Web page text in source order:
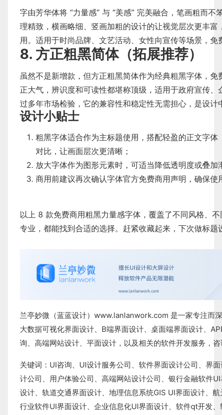
字由芳华体将 “力量感” 与 “美感” 完美融合，笔画粗而
理精致，横画略细、竖画加粗的设计的让视觉层次更丰
用。适用于时尚品牌、文艺活动、女性向宣传等场景，
8. 方正粗黑简体（拓展推荐）
虽然不是新增款，但方正粗黑简体作为经典粗黑字体，
正大气，辨识度和可读性都堪称顶级，适用于政府宣传
过多年市场检验，它的兼容性和稳定性无需担心，是设计
设计小贴士
粗黑字体适合作为主标题使用，搭配轻盈的正文字
对比，让画面层次更清晰；
放大字体作为图形元素时，可适当降低透明度或叠
商用前建议再次确认字体官方免费商用声明，确保
以上 8 款免费商用粗黑力量感字体，覆盖了不同风格、
专业，都能找到合适的选择。赶紧收藏起来，下次做标
兰亭妙微（蓝蓝设计） www.lanlanwork.com 是一家专注而
大数据可视化界面设计
B端界面设计 桌面端界面设计
询
高端网站设计 平面设计 ，以及相关的软件开发服务，
关键词： UI咨询 UI设计服务公司
软件界面设计公司、界
计公司
用户体验公司 高端网站设计公司 银行金融软件
设计
轨道交通界面设计 地理信息系统GIS UI界面设计
航
行业软件UI界面设计 企业信息化UI界面设计、 软件qt开发